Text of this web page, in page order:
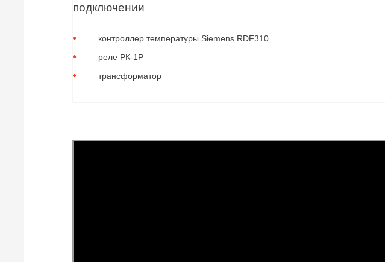
подключении
контроллер температуры Siemens RDF310
реле РК-1Р
трансформатор